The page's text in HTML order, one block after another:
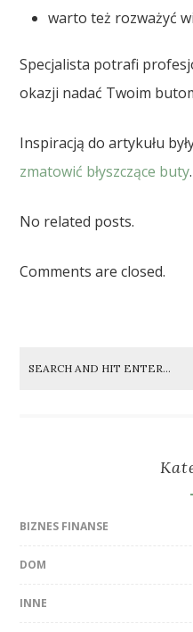
warto też rozważyć
Specjalista potrafi
okazji nadać Twoim
Inspiracją do artykułu
zmatowić błyszczące buty.
No related posts.
Comments are closed.
BIZNES FINANSE
DOM
INNE